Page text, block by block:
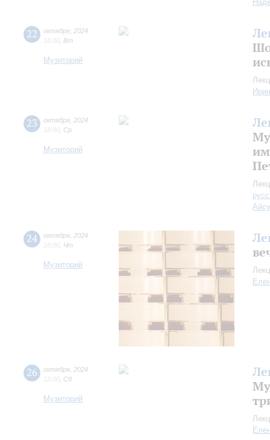
22 октября 2024
18:00 Вт
Музиторий
23 октября 2024
18:00 Ср
Музиторий
24 октября 2024
18:00 Чт
Музиторий
26 октября 2024
12:00 Сб
Музиторий